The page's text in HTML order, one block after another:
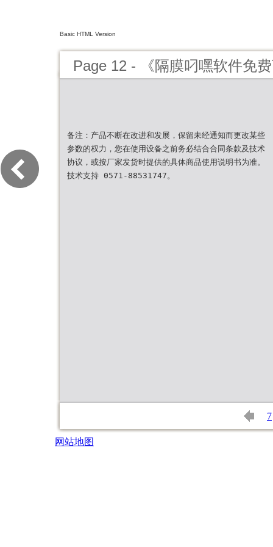
Basic HTML Version
Page 12 - 《隔膜叼嘿软件免
备注：产品不断在改进和发展，保留未经通知而更改某些
参数的权力，您在使用设备之前务必结合合同条款及技术
协议，或按厂家发货时提供的具体商品使用说明书为准。
技术支持 0571-88531747。
7
网站地图